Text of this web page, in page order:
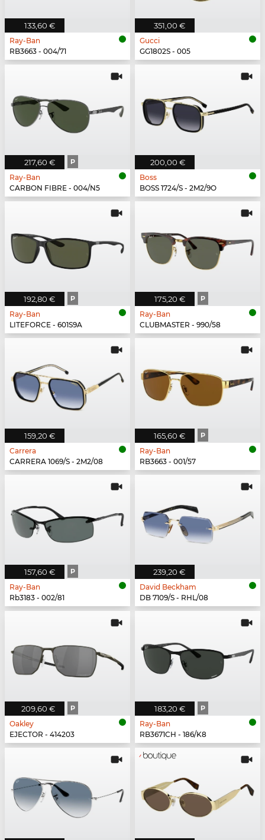
133,60 €
Ray-Ban
RB3663 - 004/71
351,00 €
Gucci
GG1802S - 005
217,60 € P
Ray-Ban
CARBON FIBRE - 004/N5
200,00 €
Boss
BOSS 1724/S - 2M2/9O
192,80 € P
Ray-Ban
LITEFORCE - 601S9A
175,20 € P
Ray-Ban
CLUBMASTER - 990/58
159,20 €
Carrera
CARRERA 1069/S - 2M2/08
165,60 € P
Ray-Ban
RB3663 - 001/57
157,60 € P
Ray-Ban
Rb3183 - 002/81
239,20 €
David Beckham
DB 7109/S - RHL/08
209,60 € P
Oakley
EJECTOR - 414203
183,20 € P
Ray-Ban
RB3671CH - 186/K8